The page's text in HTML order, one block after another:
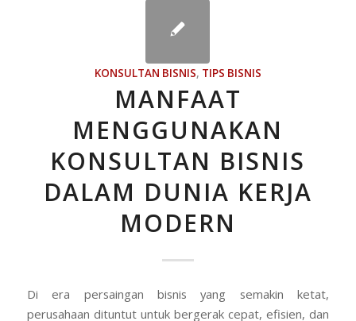
KONSULTAN BISNIS, TIPS BISNIS
MANFAAT
MENGGUNAKAN
KONSULTAN BISNIS
DALAM DUNIA KERJA
MODERN
Di era persaingan bisnis yang semakin ketat,
perusahaan dituntut untuk bergerak cepat, efisien, dan